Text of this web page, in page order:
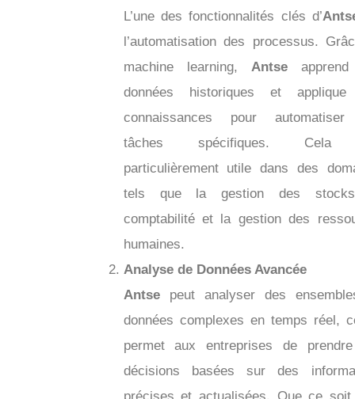
L’une des fonctionnalités clés d’
l’automatisation des processus.
machine learning,Antse
données historiques et
connaissances pour
tâches spécifiques. Cela
particulièrement utile dans des
tels que la gestion des
comptabilité et la gestion des
humaines.
Analyse de Données Avancée
Antsepeut analyser des
données complexes en temps réel,
permet aux entreprises de
décisions basées sur des